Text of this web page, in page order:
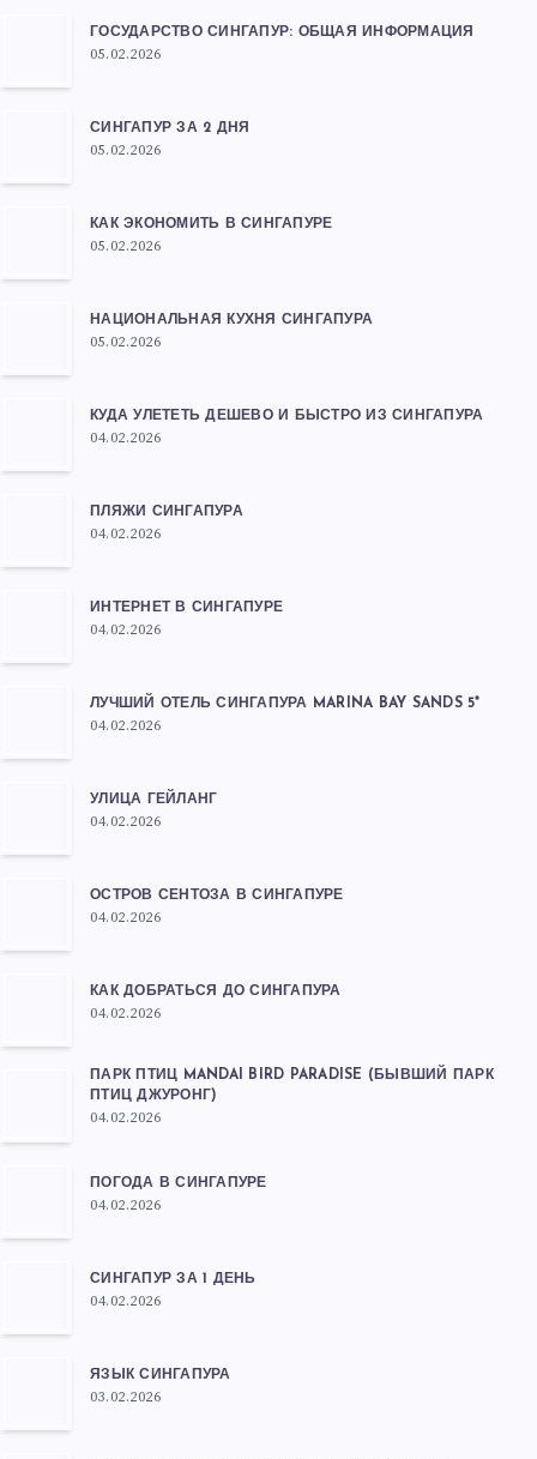
ГОСУДАРСТВО СИНГАПУР: ОБЩАЯ ИНФОРМАЦИЯ
05.02.2026
СИНГАПУР ЗА 2 ДНЯ
05.02.2026
КАК ЭКОНОМИТЬ В СИНГАПУРЕ
05.02.2026
НАЦИОНАЛЬНАЯ КУХНЯ СИНГАПУРА
05.02.2026
КУДА УЛЕТЕТЬ ДЕШЕВО И БЫСТРО ИЗ СИНГАПУРА
04.02.2026
ПЛЯЖИ СИНГАПУРА
04.02.2026
ИНТЕРНЕТ В СИНГАПУРЕ
04.02.2026
ЛУЧШИЙ ОТЕЛЬ СИНГАПУРА MARINA BAY SANDS 5*
04.02.2026
УЛИЦА ГЕЙЛАНГ
04.02.2026
ОСТРОВ СЕНТОЗА В СИНГАПУРЕ
04.02.2026
КАК ДОБРАТЬСЯ ДО СИНГАПУРА
04.02.2026
ПАРК ПТИЦ MANDAI BIRD PARADISE (БЫВШИЙ ПАРК
ПТИЦ ДЖУРОНГ)
04.02.2026
ПОГОДА В СИНГАПУРЕ
04.02.2026
СИНГАПУР ЗА 1 ДЕНЬ
04.02.2026
ЯЗЫК СИНГАПУРА
03.02.2026